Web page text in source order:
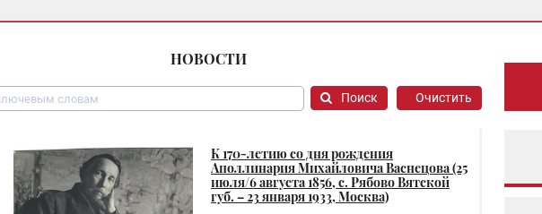
НОВОСТИ
Поиск Очистить
К 170-летию со дня рождения
Аполлинария Михайловича Васнецова (25
июля/6 августа 1856, с. Рябово Вятской
губ. – 23 января 1933, Москва)